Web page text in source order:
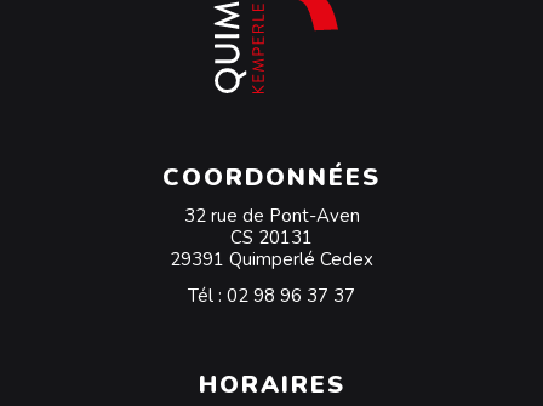
COORDONNÉES
32 rue de Pont-Aven
CS 20131
29391 Quimperlé Cedex
Tél : 02 98 96 37 37
HORAIRES